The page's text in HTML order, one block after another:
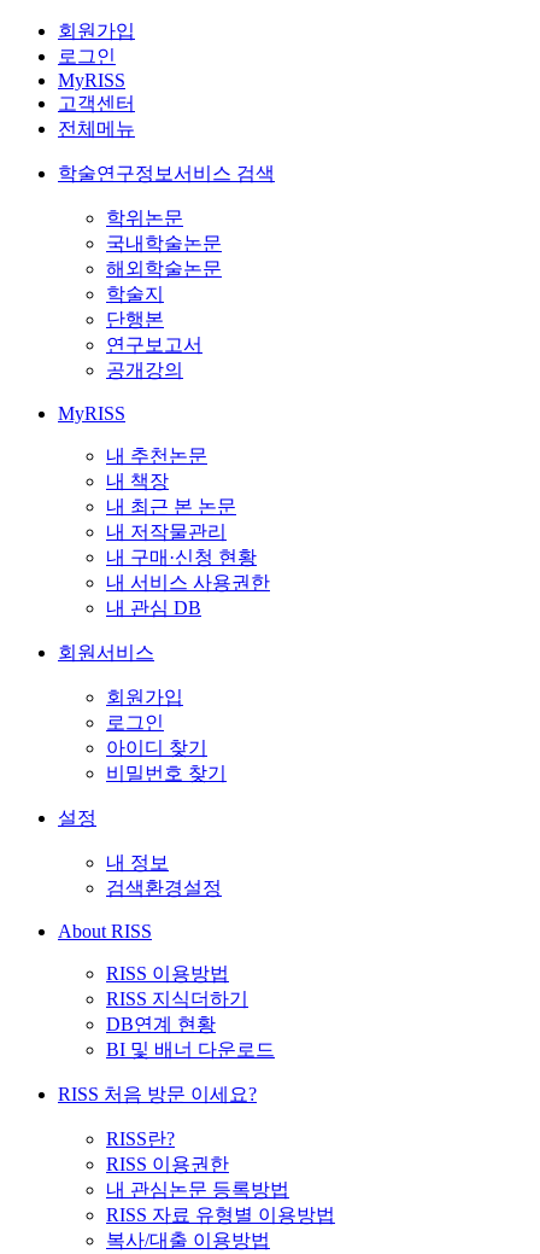
회원가입
로그인
MyRISS
고객센터
전체메뉴
학술연구정보서비스 검색
학위논문
국내학술논문
해외학술논문
학술지
단행본
연구보고서
공개강의
MyRISS
내 추천논문
내 책장
내 최근 본 논문
내 저작물관리
내 구매·신청 현황
내 서비스 사용권한
내 관심 DB
회원서비스
회원가입
로그인
아이디 찾기
비밀번호 찾기
설정
내 정보
검색환경설정
About RISS
RISS 이용방법
RISS 지식더하기
DB연계 현황
BI 및 배너 다운로드
RISS 처음 방문 이세요?
RISS란?
RISS 이용권한
내 관심논문 등록방법
RISS 자료 유형별 이용방법
복사/대출 이용방법